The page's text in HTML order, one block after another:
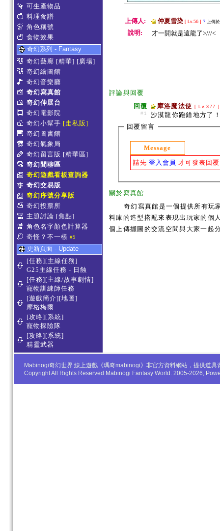
可生產物品
料理食譜
角色稱號
食物效果
奇幻系列 - Fantasy
奇幻藝廊 [精華] [廣場]
奇幻繪圖館
奇幻音樂廳
奇幻寫真館
奇幻伸展台
奇幻電影院
奇幻小幫手 [走私販]
奇幻圖書館
奇幻氣象局
奇幻留言版 [精華區]
奇幻閒聊區
奇幻遊戲看板查詢器
奇幻交易版
奇幻序號分享版
奇幻投票所
主題討論 [焦點]
角色名字顏色計算器
奇怪？不一樣 #5
更新頁面 - Update
[任務][主線任務]
G25主線任務 - 日蝕
[任務][主線/故事劇情]
寵物訓練師任務
[遊戲簡介][地圖]
摩格梅爾
[攻略][系統]
寵物探險隊
[攻略][系統]
精靈武器
上傳人: 仲夏雪染 [ Lv.56 ] ? 上傳
說明: 才一開就是這龍了>///<
評論與回覆
回覆
#1
庫洛魔法使 [ Lv.377
沙漠龍你跑錯地方了
回覆留言
Message
請先 登入會員 才可發表回
關於寫真館
奇幻寫真館是一個提供所有玩
料庫的造型搭配來表現出玩家的個
個上傳擷圖的交流空間與大家一起
Mabinogi奇幻世界 線上遊戲《瑪奇mabinogi》非官方資料網站，提供道
Copyright All Rights Reserved Mabinogi Fantasy World. 2005-2026,